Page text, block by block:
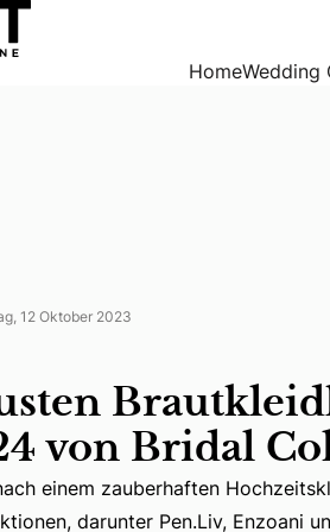
für 2024 von Bridal
HomeWedding
12 Oktober 2023
von Bridal
einem zauberhaften
einem zauberhaften
darunter Pen.Liv, Enzoani